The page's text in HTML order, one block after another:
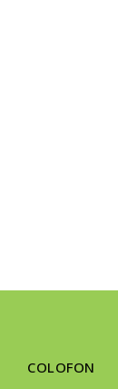
COLOFON